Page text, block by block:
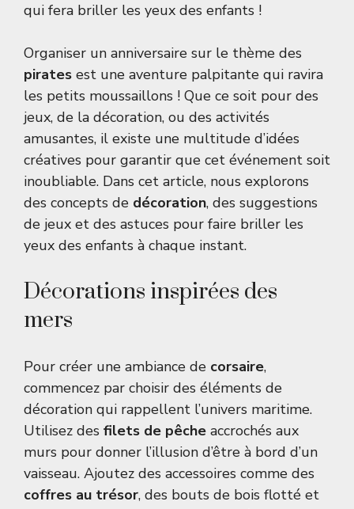
qui fera briller les yeux des enfants !
Organiser un anniversaire sur le thème des
pirates est une aventure palpitante qui ravira
les petits moussaillons ! Que ce soit pour des
jeux, de la décoration, ou des activités
amusantes, il existe une multitude d’idées
créatives pour garantir que cet événement soit
inoubliable. Dans cet article, nous explorons
des concepts de décoration, des suggestions
de jeux et des astuces pour faire briller les
yeux des enfants à chaque instant.
Décorations inspirées des
mers
Pour créer une ambiance de corsaire,
commencez par choisir des éléments de
décoration qui rappellent l’univers maritime.
Utilisez des filets de pêche accrochés aux
murs pour donner l’illusion d’être à bord d’un
vaisseau. Ajoutez des accessoires comme des
coffres au trésor, des bouts de bois flotté et